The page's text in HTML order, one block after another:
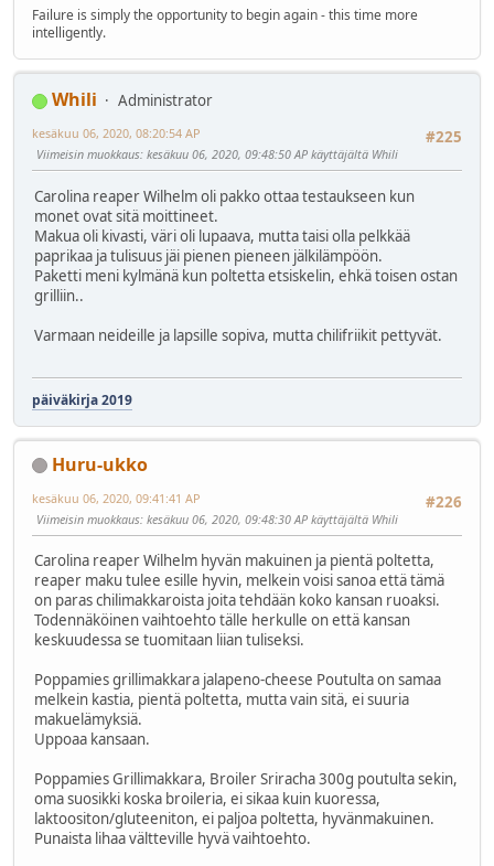
Failure is simply the opportunity to begin again - this time more
intelligently.
Whili
Administrator
#225
kesäkuu 06, 2020, 08:20:54 AP
Viimeisin muokkaus: kesäkuu 06, 2020, 09:48:50 AP käyttäjältä Whili
Carolina reaper Wilhelm oli pakko ottaa testaukseen kun
monet ovat sitä moittineet.
Makua oli kivasti, väri oli lupaava, mutta taisi olla pelkkää
paprikaa ja tulisuus jäi pienen pieneen jälkilämpöön.
Paketti meni kylmänä kun poltetta etsiskelin, ehkä toisen ostan
grilliin..
Varmaan neideille ja lapsille sopiva, mutta chilifriikit pettyvät.
päiväkirja 2019
Huru-ukko
#226
kesäkuu 06, 2020, 09:41:41 AP
Viimeisin muokkaus: kesäkuu 06, 2020, 09:48:30 AP käyttäjältä Whili
Carolina reaper Wilhelm hyvän makuinen ja pientä poltetta,
reaper maku tulee esille hyvin, melkein voisi sanoa että tämä
on paras chilimakkaroista joita tehdään koko kansan ruoaksi.
Todennäköinen vaihtoehto tälle herkulle on että kansan
keskuudessa se tuomitaan liian tuliseksi.
Poppamies grillimakkara jalapeno-cheese Poutulta on samaa
melkein kastia, pientä poltetta, mutta vain sitä, ei suuria
makuelämyksiä.
Uppoaa kansaan.
Poppamies Grillimakkara, Broiler Sriracha 300g poutulta sekin,
oma suosikki koska broileria, ei sikaa kuin kuoressa,
laktoositon/gluteeniton, ei paljoa poltetta, hyvänmakuinen.
Punaista lihaa vältteville hyvä vaihtoehto.